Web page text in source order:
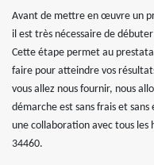
Avant de mettre en œuvre un
il est très nécessaire de
Cette étape permet au
faire pour atteindre vos
vous allez nous fournir, nous
démarche est sans frais et
une collaboration avec tous les
34460.